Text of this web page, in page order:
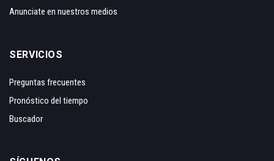
Anunciate en nuestros medios
SERVICIOS
Preguntas frecuentes
Pronóstico del tiempo
Buscador